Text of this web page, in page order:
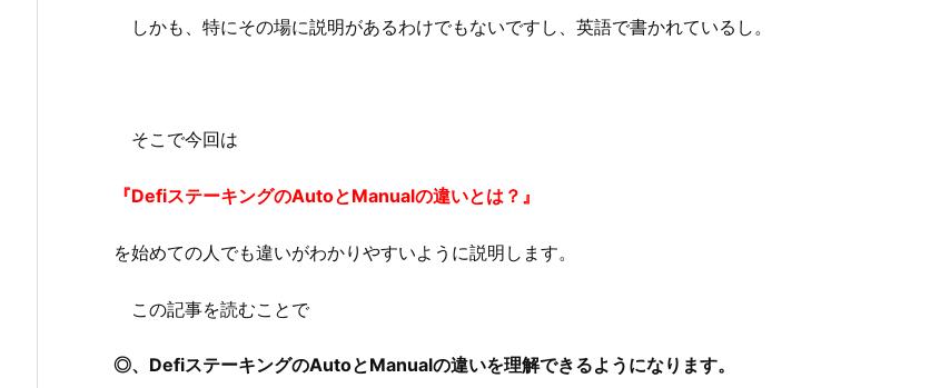
しかも、特にその場に説明があるわけでもないですし、英語で書かれているし。
そこで今回は
『DefiステーキングのAutoとManualの違いとは？』
を始めての人でも違いがわかりやすいように説明します。
この記事を読むことで
◎、DefiステーキングのAutoとManualの違いを理解できるようになります。